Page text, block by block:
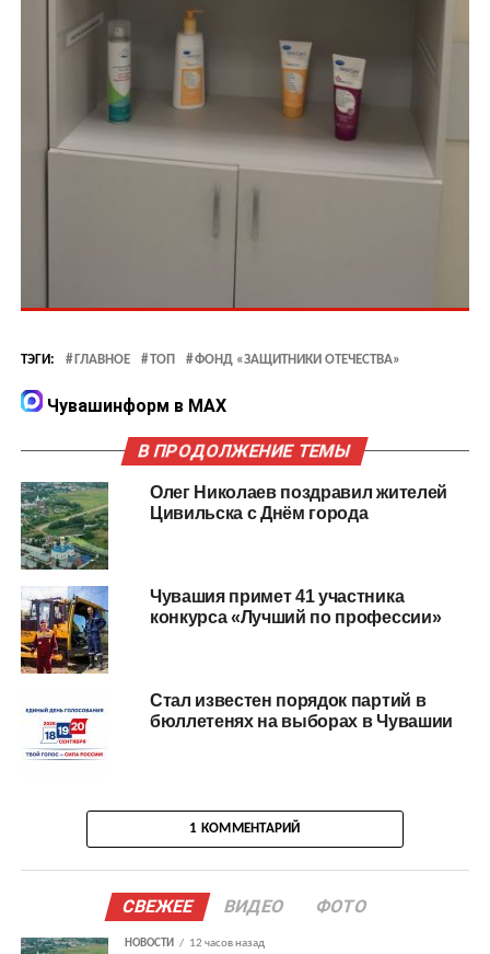
ТЭГИ: ГЛАВНОЕ ТОП ФОНД «ЗАЩИТНИКИ ОТЕЧЕСТВА»
Чувашинформ в MAX
В ПРОДОЛЖЕНИЕ ТЕМЫ
Олег Николаев поздравил жителей
Цивильска с Днём города
Чувашия примет 41 участника
конкурса «Лучший по профессии»
Стал известен порядок партий в
бюллетенях на выборах в Чувашии
1 КОММЕНТАРИЙ
СВЕЖЕЕ ВИДЕО ФОТО
НОВОСТИ 12 часов назад